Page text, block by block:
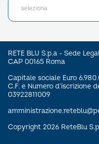
RETE BLU S.p.a - Sede
CAP 00165 Roma
Capitale sociale Euro
C.F. e Numero d’iscrizione
03922811009
Copyright 2026 ReteBlu